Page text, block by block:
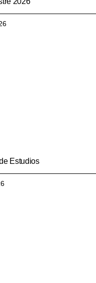
Estudios